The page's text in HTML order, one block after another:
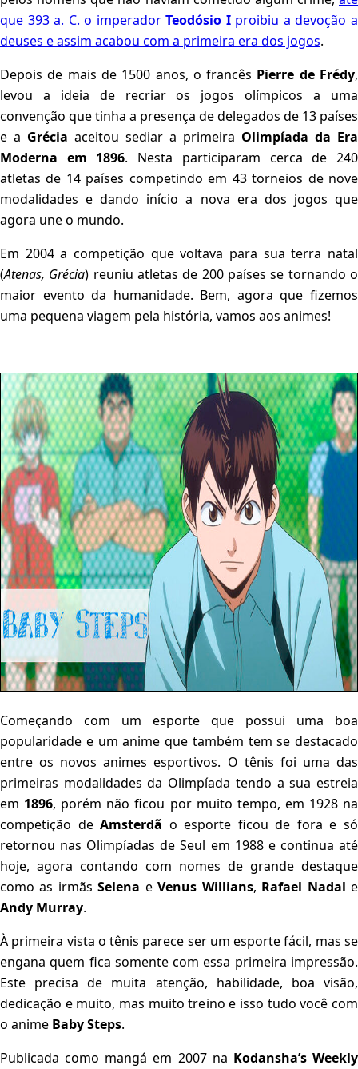
que 393 a. C. o imperadorTeodósio Iproibiu a devoção a
deuses e assim acabou com a primeira era dos jogos.
Depois de mais de 1500 anos, o francês Pierre de Frédy,
levou a ideia de recriar os jogos olímpicos a uma
convenção que tinha a presença de delegados de 13 países
e a Grécia aceitou sediar a primeira Olimpíada da Era
Moderna em 1896. Nesta participaram cerca de 240
atletas de 14 países competindo em 43 torneios de nove
modalidades e dando início a nova era dos jogos que
agora une o mundo.
Em 2004 a competição que voltava para sua terra natal
(Atenas, Grécia) reuniu atletas de 200 países se tornando o
maior evento da humanidade. Bem, agora que fizemos
uma pequena viagem pela história, vamos aos animes!
Começando com um esporte que possui uma boa
popularidade e um anime que também tem se destacado
entre os novos animes esportivos. O tênis foi uma das
primeiras modalidades da Olimpíada tendo a sua estreia
em 1896, porém não ficou por muito tempo, em 1928 na
competição deAmsterdã o esporte ficou de fora e só
retornou nas Olimpíadas de Seul em 1988 e continua até
hoje, agora contando com nomes de grande destaque
como as irmãsSelena eVenus Willians, Rafael Nadal e
Andy Murray.
À primeira vista o tênis parece ser um esporte fácil, mas se
engana quem fica somente com essa primeira impressão.
Este precisa de muita atenção, habilidade, boa visão,
dedicação e muito, mas muito treino e isso tudo você com
o anime Baby Steps.
Publicada como mangá em 2007 na Kodansha’s Weekly